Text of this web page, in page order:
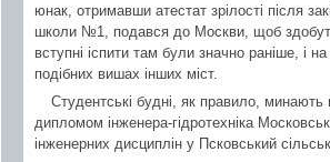
юнак, отримавши атестат зрілості після
школи №1, подався до Москви, щоб
вступні іспити там були значно раніше, і
подібних вишах інших міст.
Студентські будні, як правило, минають
дипломом інженера-гідротехніка
інженерних дисциплін у Псковський